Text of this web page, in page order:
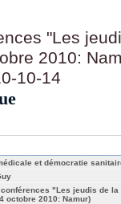
"Les
2010:
10-14
et démocratie
"Les jeudis de
octobre 2010: Namur)